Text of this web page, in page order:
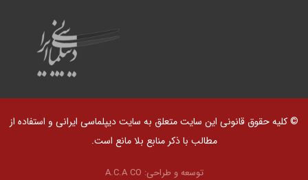
© کلیه حقوق قانونی این سایت متعلق به سایت دیپلماسی ایرانی و استفاده از
مطالب با ذکر منابع بلا مانع است.
توسعه و طراحی: A.C.A CO